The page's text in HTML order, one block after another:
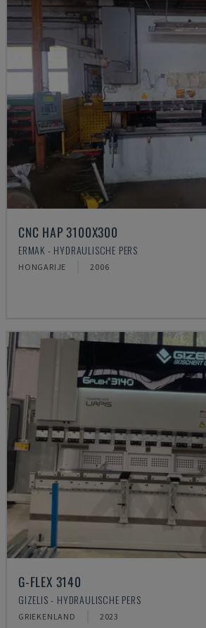
CNC HAP 3100X300
ERMAK - HYDRAULISCHE PERS
HONGARIJE 2006
G-FLEX 3140
GIZELIS - HYDRAULISCHE PERS
GRIEKENLAND 2023